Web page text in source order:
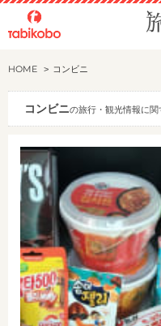
HOME コンビニ
コンビニの旅行・観光情報に関